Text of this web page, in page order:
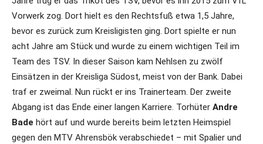
Vorwerk zog. Dort hielt es den Rechtsfuß etwa 1,5 Jahre,
bevor es zurück zum Kreisligisten ging. Dort spielte er nun
acht Jahre am Stück und wurde zu einem wichtigen Teil im
Team des TSV. In dieser Saison kam Nehlsen zu zwölf
Einsätzen in der Kreisliga Südost, meist von der Bank. Dabei
traf er zweimal. Nun rückt er ins Trainerteam. Der zweite
Abgang ist das Ende einer langen Karriere. Torhüter Andre
Bade hört auf und wurde bereits beim letzten Heimspiel
gegen den MTV Ahrensbök verabschiedet – mit Spalier und